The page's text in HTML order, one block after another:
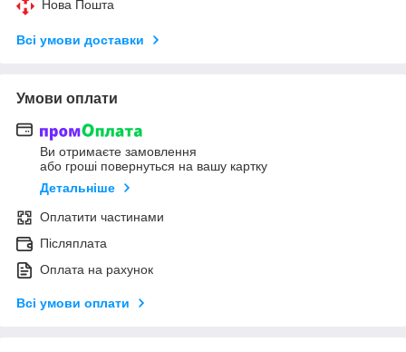
Нова Пошта
Всі умови доставки
Умови оплати
Ви отримаєте замовлення
або гроші повернуться на вашу картку
Детальніше
Оплатити частинами
Післяплата
Оплата на рахунок
Всі умови оплати